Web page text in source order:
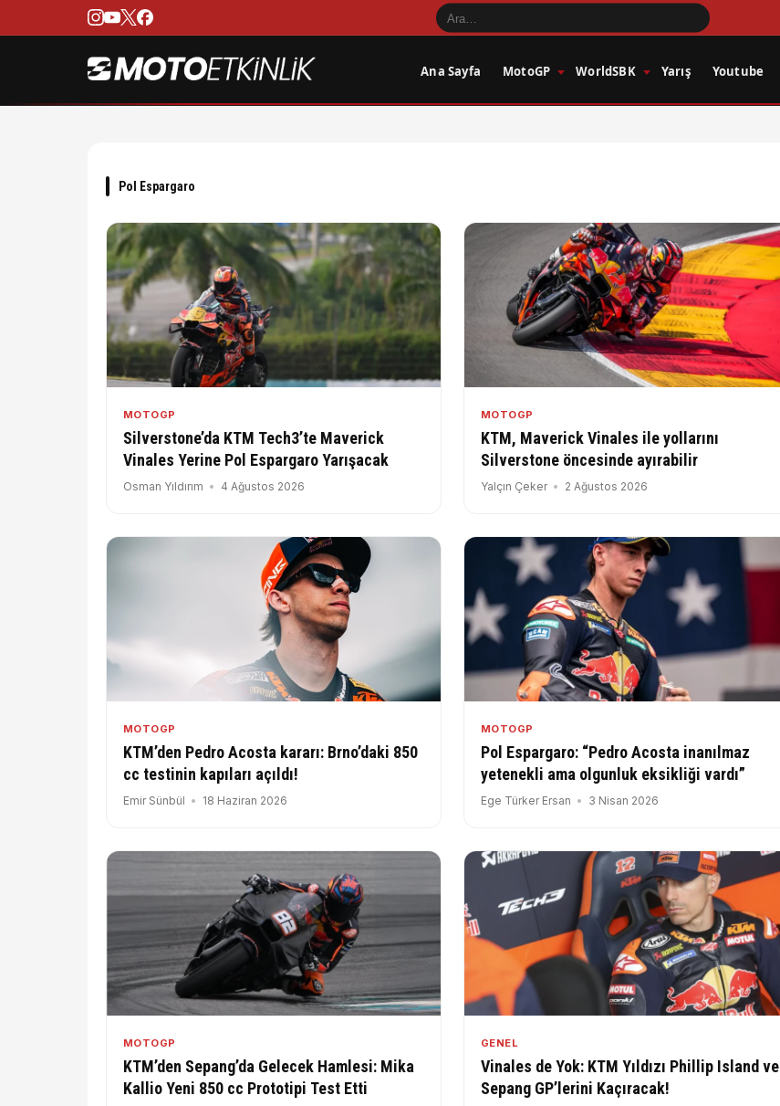
Ana Sayfa MotoGP WorldSBK Yarış Youtube
Pol Espargaro
MOTOGP
Silverstone’da KTM Tech3’te Maverick
Vinales Yerine Pol Espargaro Yarışacak
Osman Yıldırım 4 Ağustos 2026
MOTOGP
KTM, Maverick Vinales ile yollarını
Silverstone öncesinde ayırabilir
Yalçın Çeker 2 Ağustos 2026
MOTOGP
KTM’den Pedro Acosta kararı: Brno’daki 850
cc testinin kapıları açıldı!
Emir Sünbül 18 Haziran 2026
MOTOGP
Pol Espargaro: “Pedro Acosta inanılmaz
yetenekli ama olgunluk eksikliği vardı”
Ege Türker Ersan 3 Nisan 2026
MOTOGP
KTM’den Sepang’da Gelecek Hamlesi: Mika
Kallio Yeni 850 cc Prototipi Test Etti
GENEL
Vinales de Yok: KTM Yıldızı Phillip Island ve
Sepang GP’lerini Kaçıracak!